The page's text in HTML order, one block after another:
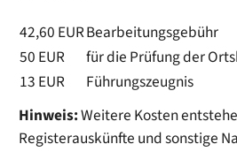
42,60 EURBearbeitungsgebühr
50 EUR
für die Prüfung der
13 EUR
Führungszeugnis
Hinweis:Weitere Kosten
Registerauskünfte und sonstige